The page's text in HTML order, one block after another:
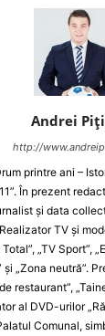
Andrei
http://
printre ani –
În prezent
şi data
TV şi
„TV Sport”,
şi „Zona neutră”.
restaurant”,
al DVD-urilor
Comunal,